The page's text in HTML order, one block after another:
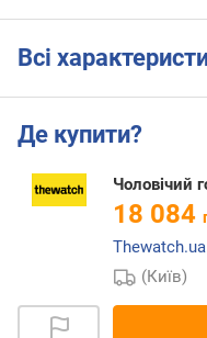
Всі
Де купити?
Чоловічий
18 084
Thewatch.ua
(Київ)